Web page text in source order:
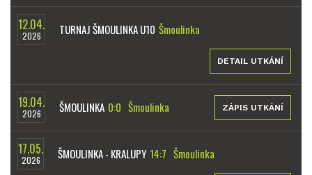
12.04.
2026 TURNAJ ŠMOULINKA U10 Šmoulinka
DETAIL UTKÁNÍ
19.04.
2026 ŠMOULINKA 0:0 Šmoulinka ZÁPIS UTKÁNÍ
17.05.
2026 ŠMOULINKA - KRALUPY 14:7 Šmoulinka